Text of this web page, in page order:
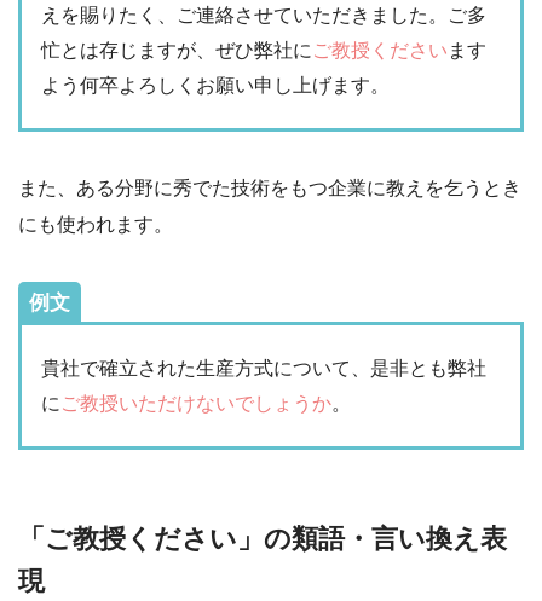
えを賜りたく、ご連絡させていただきました。ご多
忙とは存じますが、ぜひ弊社に ご教授ください ます
よう何卒よろしくお願い申し上げます。
また、ある分野に秀でた技術をもつ企業に教えを乞うとき
にも使われます。
例文
貴社で確立された生産方式について、是非とも弊社
に ご教授いただけないでしょうか。
「ご教授ください」の類語・言い換え表
現